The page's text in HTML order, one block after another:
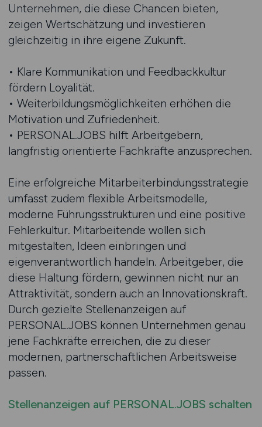
Unternehmen, die diese Chancen bieten,
zeigen Wertschätzung und investieren
gleichzeitig in ihre eigene Zukunft.
• Klare Kommunikation und Feedbackkultur
fördern Loyalität.
• Weiterbildungsmöglichkeiten erhöhen die
Motivation und Zufriedenheit.
• PERSONAL.JOBS hilft Arbeitgebern,
langfristig orientierte Fachkräfte anzusprechen.
Eine erfolgreiche Mitarbeiterbindungsstrategie
umfasst zudem flexible Arbeitsmodelle,
moderne Führungsstrukturen und eine positive
Fehlerkultur. Mitarbeitende wollen sich
mitgestalten, Ideen einbringen und
eigenverantwortlich handeln. Arbeitgeber, die
diese Haltung fördern, gewinnen nicht nur an
Attraktivität, sondern auch an Innovationskraft.
Durch gezielte Stellenanzeigen auf
PERSONAL.JOBS können Unternehmen genau
jene Fachkräfte erreichen, die zu dieser
modernen, partnerschaftlichen Arbeitsweise
passen.
Stellenanzeigen auf PERSONAL.JOBS schalten